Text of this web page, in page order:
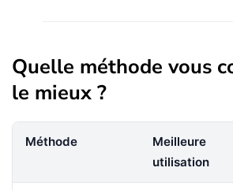
Quelle méthode vous
le mieux ?
Méthode
Meilleure
utilisation